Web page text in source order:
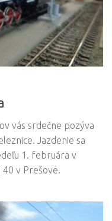
vás srdečne pozýva
Jazdenie sa
1. februára v
v Prešove.